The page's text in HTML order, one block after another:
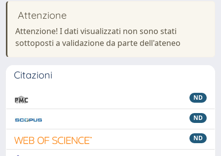
Attenzione
Attenzione! I dati visualizzati non sono stati
sottoposti a validazione da parte dell'ateneo
Citazioni
ND
ND
ND